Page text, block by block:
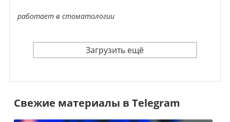
работает в стоматологии
Загрузить ещё
Свежие материалы в Telegram